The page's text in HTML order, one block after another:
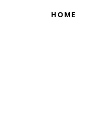
HOME